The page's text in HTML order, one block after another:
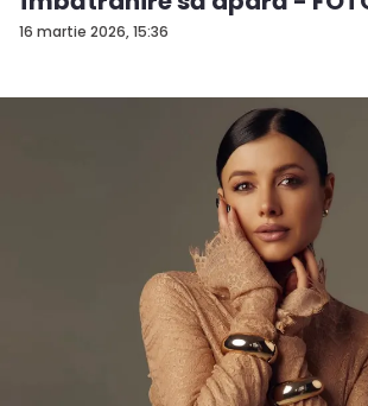
16 martie 2026, 15:36